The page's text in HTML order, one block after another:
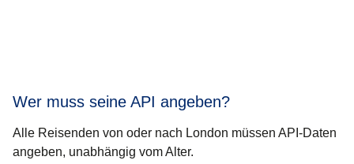
Wer muss seine API angeben?
Alle Reisenden von oder nach London müssen API-Daten
angeben, unabhängig vom Alter.